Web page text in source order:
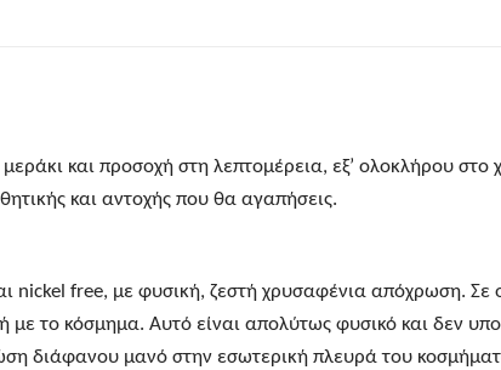
και προσοχή στη λεπτομέρεια, εξ’ ολοκλήρου στο
και αντοχής που θα αγαπήσεις.
nickel free, με φυσική, ζεστή χρυσαφένια απόχρωση.
το κόσμημα. Αυτό είναι απολύτως φυσικό και δεν
διάφανου μανό στην εσωτερική πλευρά του